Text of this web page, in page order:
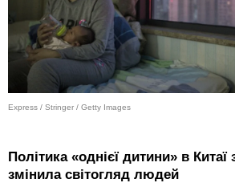
Express / Stringer / Getty Images
Політика «однієї дитини» в
змінила світогляд людей